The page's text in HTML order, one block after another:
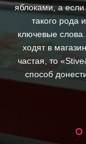
яблоками, а если
такого рода
ключевые
ходят в
частая, то
способ